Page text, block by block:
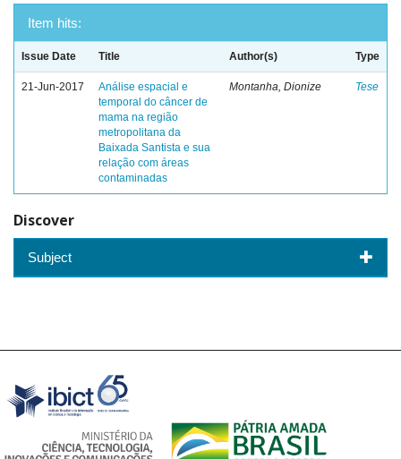
Item hits:
Issue Date Title Author(s) Type
21-Jun-2017
Análise espacial e
temporal do câncer de
mama na região
metropolitana da
Baixada Santista e sua
relação com áreas
contaminadas
Montanha, Dionize Tese
Discover
Subject